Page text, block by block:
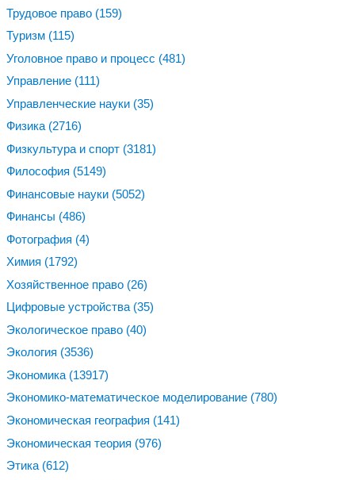
Трудовое право (159)
Туризм (115)
Уголовное право и процесс (481)
Управление (111)
Управленческие науки (35)
Физика (2716)
Физкультура и спорт (3181)
Философия (5149)
Финансовые науки (5052)
Финансы (486)
Фотография (4)
Химия (1792)
Хозяйственное право (26)
Цифровые устройства (35)
Экологическое право (40)
Экология (3536)
Экономика (13917)
Экономико-математическое моделирование (780)
Экономическая география (141)
Экономическая теория (976)
Этика (612)